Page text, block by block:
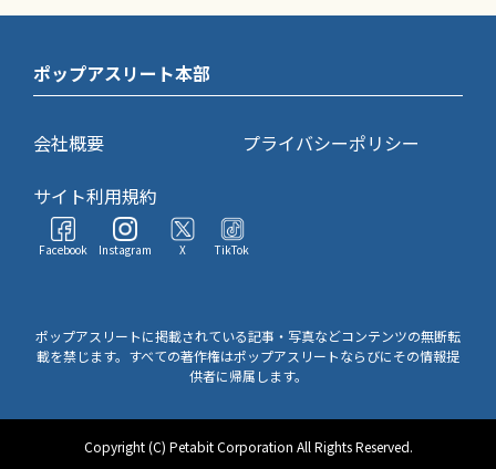
ポップアスリート本部
会社概要
プライバシーポリシー
サイト利用規約
Facebook Instagram X TikTok
ポップアスリートに掲載されている記事・写真などコンテンツの無断転
載を禁じます。すべての著作権はポップアスリートならびにその情報提
供者に帰属します。
Copyright (C) Petabit Corporation All Rights Reserved.